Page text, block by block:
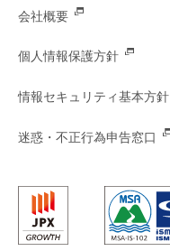
会社概要
個人情報保護方針
情報セキュリティ基本方針
迷惑・不正行為申告窓口